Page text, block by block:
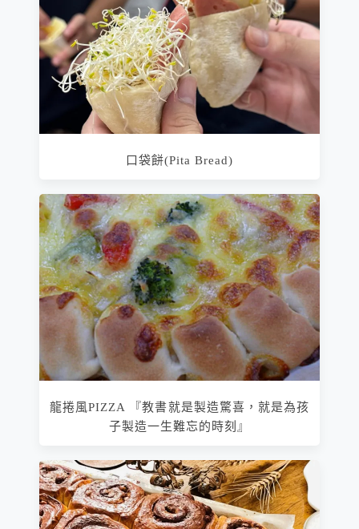
口袋餅(Pita Bread)
龍捲風PIZZA 『教書就是製造驚喜，就是為孩
子製造一生難忘的時刻』